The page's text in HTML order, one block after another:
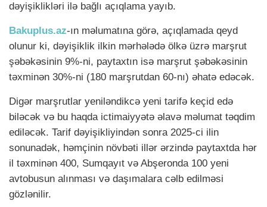
dəyişiklikləri ilə bağlı açıqlama yayıb.
Bakuplus.az-ın məlumatına görə, açıqlamada qeyd
olunur ki, dəyişiklik ilkin mərhələdə ölkə üzrə marşrut
şəbəkəsinin 9%-ni, paytaxtın isə marşrut şəbəkəsinin
təxminən 30%-ni (180 marşrutdan 60-nı) əhatə edəcək.
Digər marşrutlar yeniləndikcə yeni tarifə keçid edə
biləcək və bu haqda ictimaiyyətə əlavə məlumat təqdim
ediləcək. Tarif dəyişikliyindən sonra 2025-ci ilin
sonunadək, həmçinin növbəti illər ərzində paytaxtda hər
il təxminən 400, Sumqayıt və Abşeronda 100 yeni
avtobusun alınması və daşımalara cəlb edilməsi
gözlənilir.